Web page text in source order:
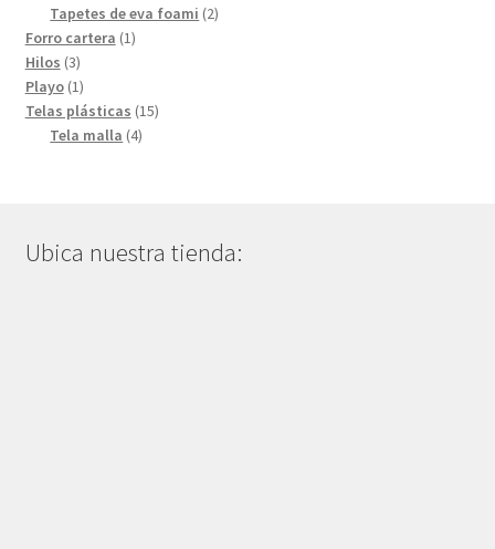
productos
Tapetes de eva foami 22
Forro cartera 11
Hilos 33
productos
Playo 11
producto
Telas plásticas 1515
Tela malla 44
Ubica nuestra tienda: